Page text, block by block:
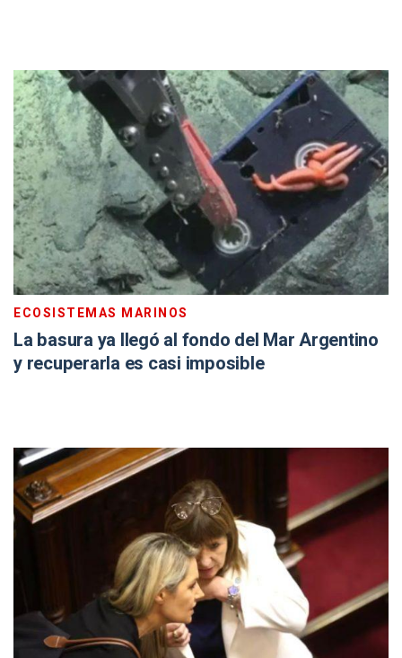
ECOSISTEMAS MARINOS
La basura ya llegó al fondo del Mar Argentino
y recuperarla es casi imposible